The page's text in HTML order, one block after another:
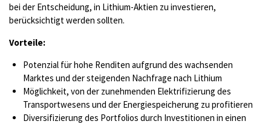
bei der Entscheidung, in Lithium-Aktien zu investieren,
berücksichtigt werden sollten.
Vorteile:
Potenzial für hohe Renditen aufgrund des wachsenden
Marktes und der steigenden Nachfrage nach Lithium
Möglichkeit, von der zunehmenden Elektrifizierung des
Transportwesens und der Energiespeicherung zu profitieren
Diversifizierung des Portfolios durch Investitionen in einen